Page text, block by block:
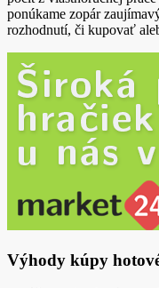
ponúkame zopár
rozhodnutí, či kupovať
Výhody kúpy